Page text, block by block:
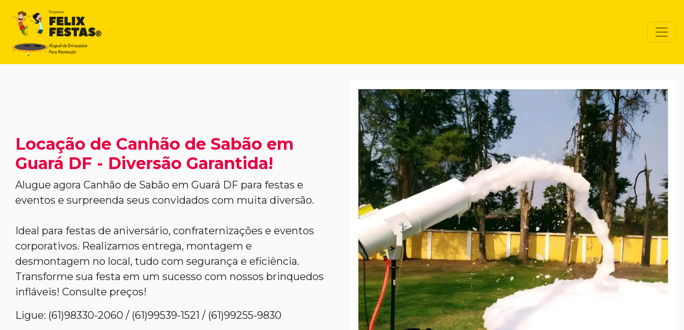
Locação de Canhão de Sabão em
Guará DF - Diversão Garantida!
Alugue agora Canhão de Sabão em Guará DF para festas e
eventos e surpreenda seus convidados com muita diversão.
Ideal para festas de aniversário, confraternizações e eventos
corporativos. Realizamos entrega, montagem e
desmontagem no local, tudo com segurança e eficiência.
Transforme sua festa em um sucesso com nossos brinquedos
infláveis! Consulte preços!
Ligue: (61)98330-2060 / (61)99539-1521 / (61)99255-9830